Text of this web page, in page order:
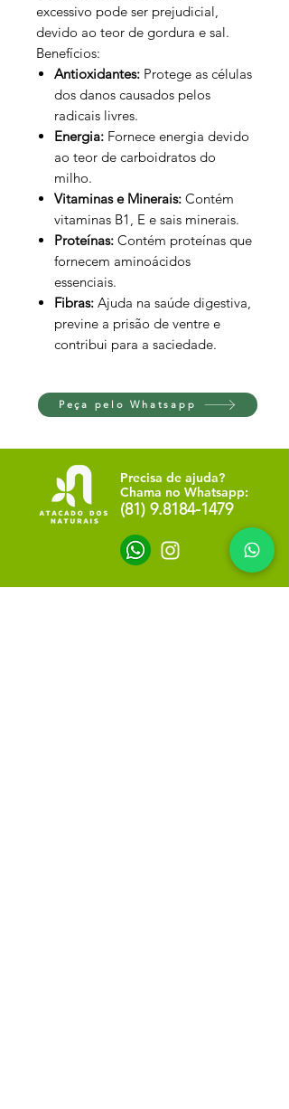
excessivo pode ser prejudicial,
devido ao teor de gordura e sal.
Benefícios:
Antioxidantes: Protege as células
dos danos causados pelos
radicais livres.
Energia: Fornece energia devido
ao teor de carboidratos do
milho.
Vitaminas e Minerais: Contém
vitaminas B1, E e sais minerais.
Proteínas: Contém proteínas que
fornecem aminoácidos
essenciais.
Fibras: Ajuda na saúde digestiva,
previne a prisão de ventre e
contribui para a saciedade.
Peça pelo Whatsapp
Precisa de ajuda?
Chama no Whatsapp:
(81) 9.8184-1479